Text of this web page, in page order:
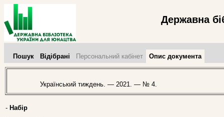
Державна
Пошук Відібрані Персональний кабінет Опис документа
Український тиждень. — 2021. — № 4.
- Набір